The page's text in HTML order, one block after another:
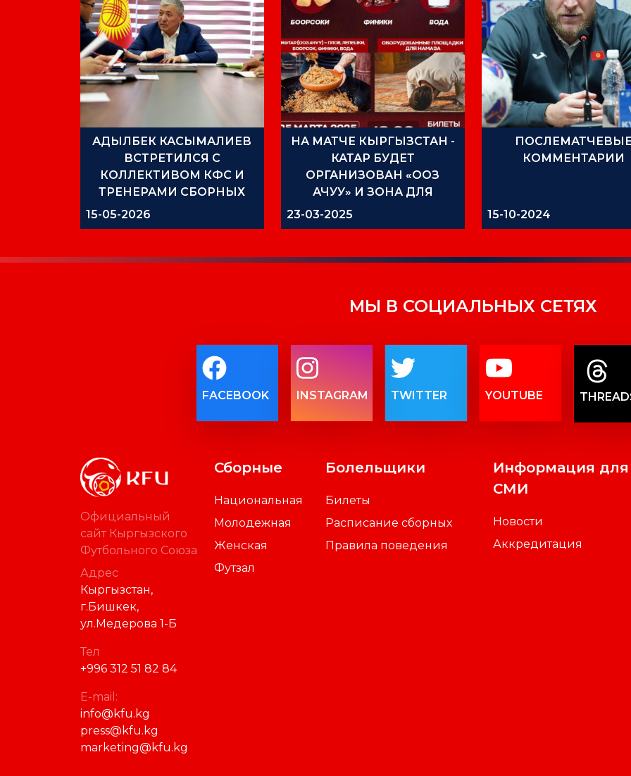
АДЫЛБЕК КАСЫМАЛИЕВ
ВСТРЕТИЛСЯ С
КОЛЛЕКТИВОМ КФС И
ТРЕНЕРАМИ СБОРНЫХ
КОМАНД
15-05-2026
НА МАТЧЕ КЫРГЫЗСТАН -
КАТАР БУДЕТ
ОРГАНИЗОВАН «ООЗ
АЧУУ» И ЗОНА ДЛЯ
НАМАЗА
23-03-2025
КОММЕНТАРИИ
15-10-2024
МЫ В СОЦИАЛЬНЫХ СЕТЯХ
FACEBOOK INSTAGRAM TWITTER YOUTUBE
Официальный
сайт Кыргызского
Футбольного Союза
Адрес
Кыргызстан,
г.Бишкек,
ул.Медерова 1-Б
Тел
+996 312 51 82 84
E-mail:
info@kfu.kg
press@kfu.kg
marketing@kfu.kg
Сборные
Национальная
Молодежная
Женская
Футзал
Болельщики
Билеты
Расписание сборных
Правила поведения
Информация для
СМИ
Новости
Аккредитация